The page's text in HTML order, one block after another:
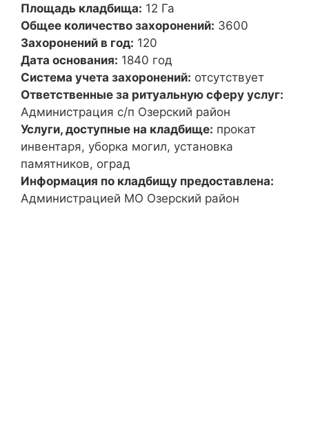
Площадь кладбища: 12 Га
Общее количество захоронений: 3600
Захоронений в год: 120
Дата основания: 1840 год
Система учета захоронений: отсутствует
Ответственные за ритуальную сферу услуг:
Администрация с/п Озерский район
Услуги, доступные на кладбище: прокат
инвентаря, уборка могил, установка
памятников, оград
Информация по кладбищу предоставлена:
Администрацией МО Озерский район